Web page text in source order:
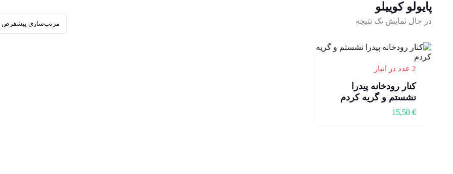
پایولو کوییلو
در حال نمایش یک نتیجه
2 عدد در انبار
کنار رودخانه پیدرا
نشستم و گریه کردم
15,50 €